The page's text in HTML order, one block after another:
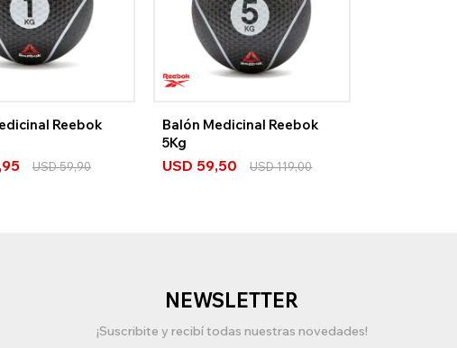
Reebok
USD59,90
Balón Medicinal Reebok
5Kg
USD 59,50 USD119,00
NEWSLETTER
¡Suscribite y recibí todas nuestras novedades!